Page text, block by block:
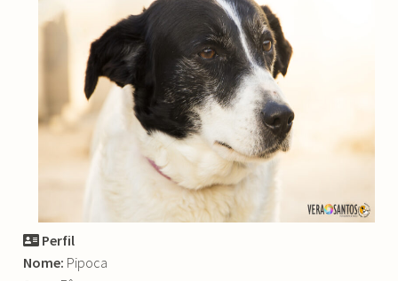
Perfil
Nome: Pipoca